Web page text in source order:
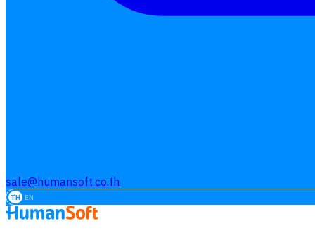
sale@humansoft.co.th
TH EN